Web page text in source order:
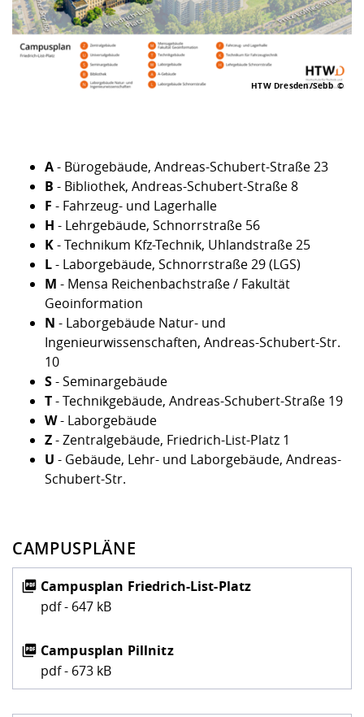
Vorbereitung
Checkliste zum
Studien- und
Digitales Lernen
Fremdsprachen
Studieren in
Lebenslagen
Angebote der
Career Service
Lehren,
Weiterbilden im
Internationale
Formulare und
FIS -
Prototyping und
Gründung und
Kontakt &
Förderverein
Gremien und
Informatik/
Landbau/
Angebote für Unternehmen
Kontakt und Anfahrt
HTW Dresden/Sebb
A- Bürogebäude, Andreas-Schubert-Straße 23
B - Bibliothek, Andreas-Schubert-Straße 8
F - Fahrzeug- und Lagerhalle
H - Lehrgebäude, Schnorrstraße 56
K- Technikum Kfz-Technik, Uhlandstraße 25
L- Laborgebäude, Schnorrstraße 29 (LGS)
M - Mensa Reichenbachstraße / Fakultät
Geoinformation
N - Laborgebäude Natur- und
Ingenieurwissenschaften, Andreas-Schubert-Str.
10
S- Seminargebäude
T- Technikgebäude, Andreas-Schubert-Straße 19
W- Laborgebäude
Z- Zentralgebäude, Friedrich-List-Platz 1
U - Gebäude, Lehr- und Laborgebäude, Andreas-
Schubert-Str.
CAMPUSPLÄNE
Campusplan Friedrich-List-Platz
pdf - 647 kB
Campusplan Pillnitz
pdf - 673 kB